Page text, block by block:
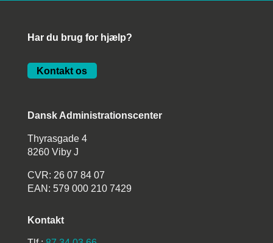
Har du brug for hjælp?
Kontakt os
Dansk Administrationscenter
Thyrasgade 4
8260 Viby J
CVR: 26 07 84 07
EAN: 579 000 210 7429
Kontakt